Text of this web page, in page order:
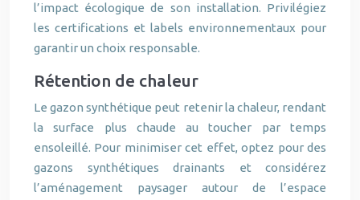
l’impact écologique de son installation. Privilégiez
les certifications et labels environnementaux pour
garantir un choix responsable.
Rétention de chaleur
Le gazon synthétique peut retenir la chaleur, rendant
la surface plus chaude au toucher par temps
ensoleillé. Pour minimiser cet effet, optez pour des
gazons synthétiques drainants et considérez
l’aménagement paysager autour de l’espace